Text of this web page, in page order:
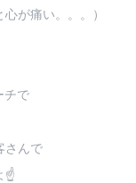
が痛い。。。）
チで
さんで
☝